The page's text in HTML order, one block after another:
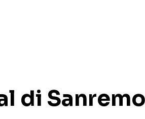
RAIPLAY
di Sanremo